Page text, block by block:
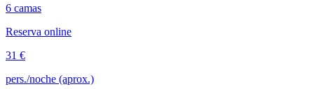
6 camas
Reserva online
31 €
pers./noche (aprox.)